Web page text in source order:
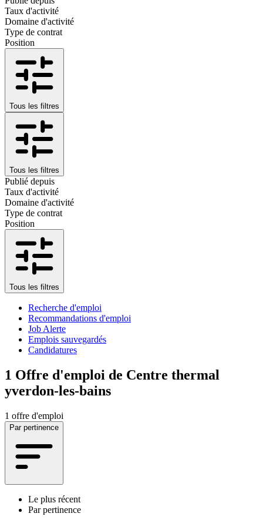
Taux d'activité
Domaine d'activité
Type de contrat
Position
Tous les filtres
Tous les filtres
Publié depuis
Taux d'activité
Domaine d'activité
Type de contrat
Position
Tous les filtres
Recherche d'emploi
Recommandations d'emploi
Job Alerte
Emplois sauvegardés
Candidatures
1 Offre d'emploi de Centre thermal
yverdon-les-bains
1 offre d'emploi
Par pertinence
Le plus récent
Par pertinence